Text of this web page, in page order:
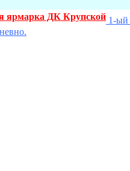
ярмарка ДК Крупской 1-ый